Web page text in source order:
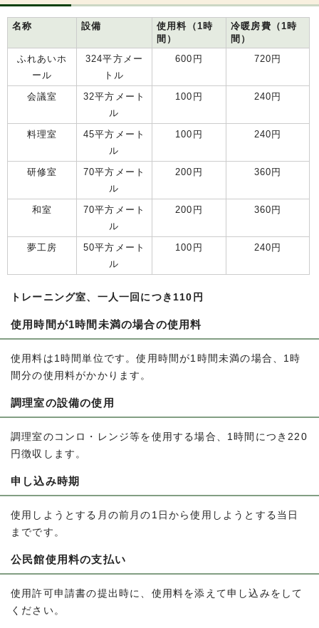
名称 設備
使用料（1時
間）
冷暖房費（1時
間）
ふれあいホ
ール
324平方メー
トル
600円 720円
会議室
32平方メート
ル
100円 240円
料理室
45平方メート
ル
100円 240円
研修室
70平方メート
ル
200円 360円
和室
70平方メート
ル
200円 360円
夢工房
50平方メート
ル
100円 240円
トレーニング室、一人一回につき110円
使用時間が1時間未満の場合の使用料
使用料は1時間単位です。使用時間が1時間未満の場合、1時
間分の使用料がかかります。
調理室の設備の使用
調理室のコンロ・レンジ等を使用する場合、1時間につき220
円徴収します。
申し込み時期
使用しようとする月の前月の1日から使用しようとする当日
までです。
公民館使用料の支払い
使用許可申請書の提出時に、使用料を添えて申し込みをして
ください。